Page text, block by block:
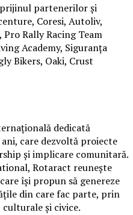
partenerilor și
Coresi, Autoliv,
Pro Rally Racing Team
Academy, Siguranța
Bikers, Oaki, Crust
dedicată
care dezvoltă proiecte
și implicare comunitară.
Rotaract reunește
își propun să genereze
din care fac parte, prin
și civice.